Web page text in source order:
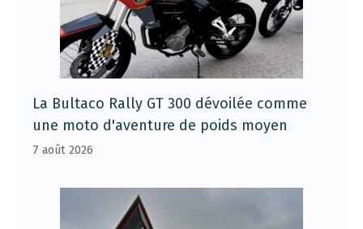
La Bultaco Rally GT 300 dévoilée comme
une moto d'aventure de poids moyen
7 août 2026